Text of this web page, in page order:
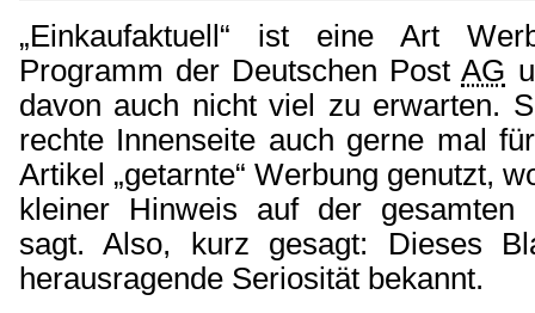
„Einkaufaktuell“ ist eine Art
Programm der Deutschen Post AG
davon auch nicht viel zu erwarten.
rechte Innenseite auch gerne mal
Artikel „getarnte“ Werbung genutzt,
kleiner Hinweis auf der gesamten
sagt. Also, kurz gesagt: Dieses
herausragende Seriosität bekannt.